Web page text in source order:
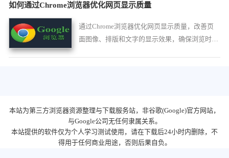
如何通过Chrome浏览器优化网页显示质量
通过Chrome浏览器优化网页显示质量，改善页
面图像、排版和文字的显示效果，确保浏览时页
本站为第三方浏览器资源整理与下载服务站，非谷歌(Google)官方网站，
与Google公司无任何隶属关系。
本站提供的软件仅为个人学习测试使用，请在下载后24小时内删除，不
得用于任何商业用途，否则后果自负。